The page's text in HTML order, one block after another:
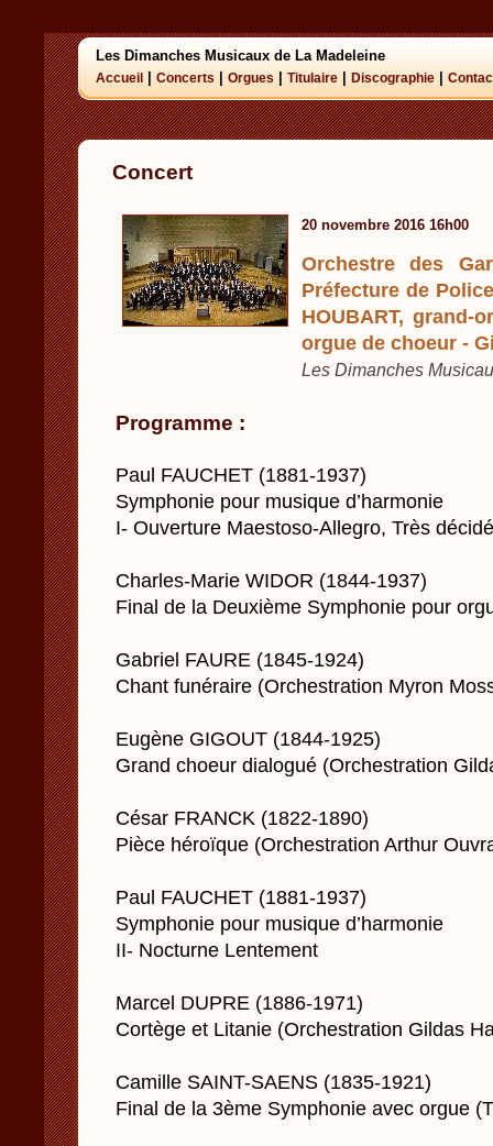
Les Dimanches Musicaux de La Madeleine
Accueil Concerts Orgues Titulaire Discographie
Concert
20 novembre 2016 16h00
Orchestre des
Préfecture de
HOUBART, grand-
orgue de choeur -
Les Dimanches
Programme :
Paul FAUCHET (1881-1937)
Symphonie pour musique d’harmonie
I- Ouverture Maestoso-Allegro, Très décidé
Charles-Marie WIDOR (1844-1937)
Final de la Deuxième Symphonie pour
Gabriel FAURE (1845-1924)
Chant funéraire (Orchestration Myron
Eugène GIGOUT (1844-1925)
Grand choeur dialogué (Orchestration
César FRANCK (1822-1890)
Pièce héroïque (Orchestration Arthur
Paul FAUCHET (1881-1937)
Symphonie pour musique d’harmonie
II- Nocturne Lentement
Marcel DUPRE (1886-1971)
Cortège et Litanie (Orchestration Gildas
Camille SAINT-SAENS (1835-1921)
Final de la 3ème Symphonie avec orgue